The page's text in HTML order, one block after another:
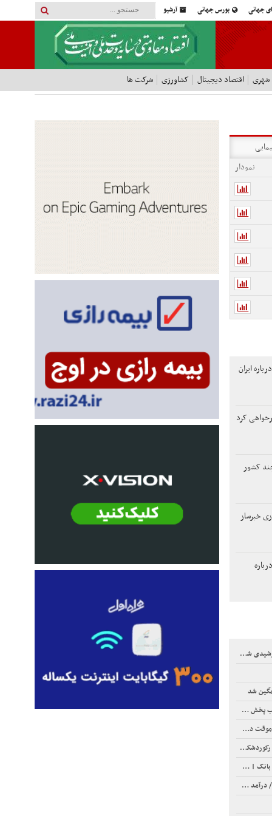
جهانی بورس جهانی آرشیو
شهری اقتصاد دیجیتال کشاورزی شرکت ها
نمودار
ایران
کرد
کشور
خبرساز
شد
می‌شود
می شود؟
می‌دهند
رشد کرد